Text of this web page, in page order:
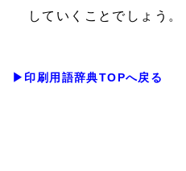
していくことでしょう。
▶印刷用語辞典TOPへ戻る